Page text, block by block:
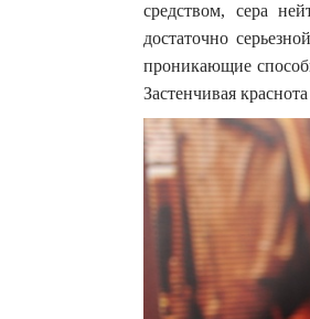
средством, сера
достаточно
проникающие
Застенчивая краснота